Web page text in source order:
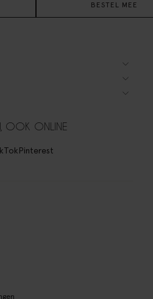
BESTEL MEE
OOK ONLINE
Pinterest